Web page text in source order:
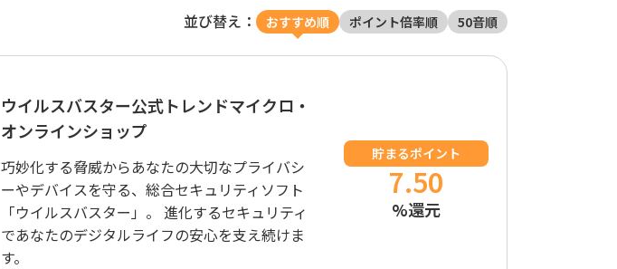
並び替え： おすすめ順 ポイント倍率順 50音順
ウイルスバスター公式トレンドマイクロ・
オンラインショップ
巧妙化する脅威からあなたの大切なプライバシ
ーやデバイスを守る、総合セキュリティソフト
「ウイルスバスター」。 進化するセキュリティ
であなたのデジタルライフの安心を支え続けま
す。
貯まるポイント
7.50
%還元